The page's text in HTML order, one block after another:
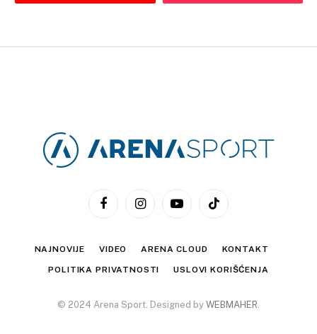
FacebookInstagramYouTubeTikTok
NAJNOVIJE VIDEO ARENA CLOUD KONTAKT
POLITIKA PRIVATNOSTI USLOVI KORIŠĆENJA
© 2024 Arena Sport. Designed by WEBMAHER.